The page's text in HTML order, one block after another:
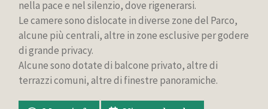
nella pace e nel silenzio, dove rigenerarsi.
Le camere sono dislocate in diverse zone del Parco,
alcune più centrali, altre in zone esclusive per godere
di grande privacy.
Alcune sono dotate di balcone privato, altre di
terrazzi comuni, altre di finestre panoramiche.